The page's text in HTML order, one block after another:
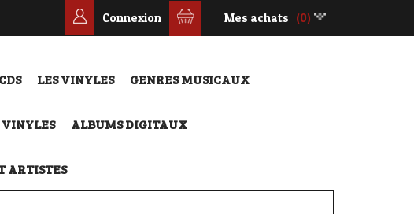
Mes achats (0)
Connexion
LES VINYLES GENRES MUSICAUX
VINYLES ALBUMS DIGITAUX
ARTISTES